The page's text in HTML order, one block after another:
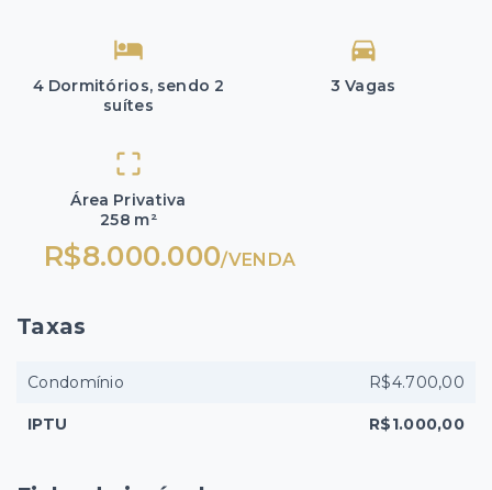
4 Dormitórios, sendo 2
suítes
3 Vagas
Área Privativa
258 m²
R$8.000.000/VENDA
Taxas
Condomínio R$4.700,00
IPTU R$1.000,00